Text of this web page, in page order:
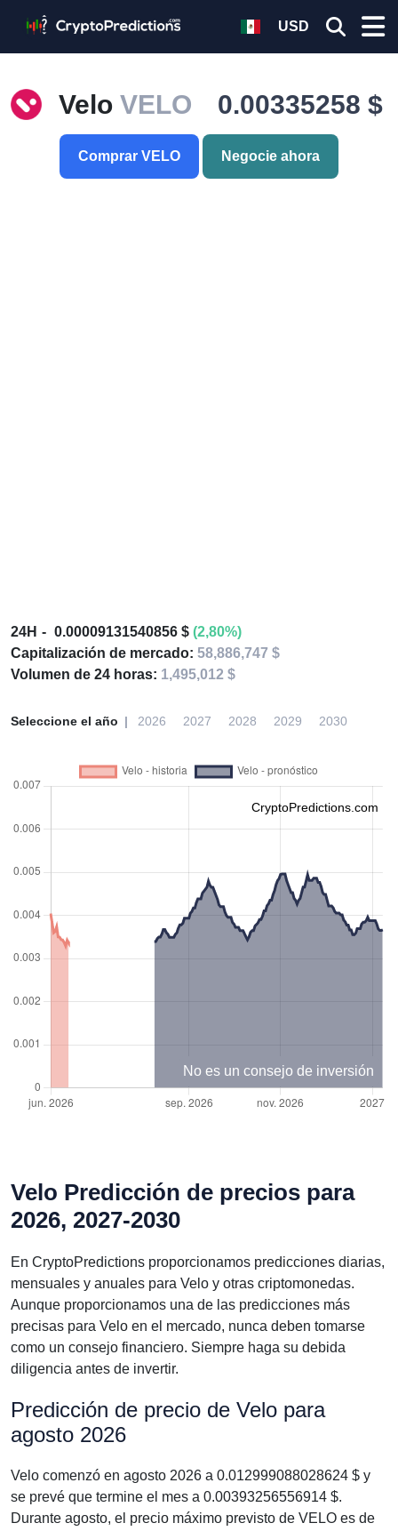
USD
Velo VELO 0.00335258 $
Comprar VELO Negocie ahora
24H 0.00009131540856 $ (2,80%)
Capitalización de mercado: 58,886,747 $
Volumen de 24 horas: 1,495,012 $
Seleccione el año 2026 2027 2028 2029 2030
CryptoPredictions.com
No es un consejo de inversión
Velo Predicción de precios para
2026, 2027-2030
En CryptoPredictions proporcionamos predicciones diarias,
mensuales y anuales para Velo y otras criptomonedas.
Aunque proporcionamos una de las predicciones más
precisas para Velo en el mercado, nunca deben tomarse
como un consejo financiero. Siempre haga su debida
diligencia antes de invertir.
Predicción de precio de Velo para
agosto 2026
Velo comenzó en agosto 2026 a 0.012999088028624 $ y
se prevé que termine el mes a 0.00393256556914 $.
Durante agosto, el precio máximo previsto de VELO es de